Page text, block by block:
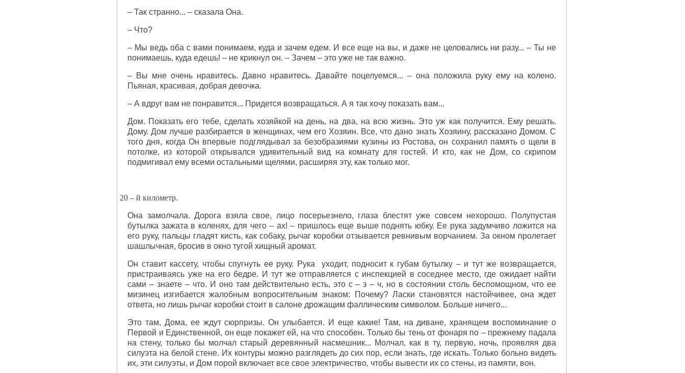
– Так странно... – сказала Она.
– Что?
– Мы ведь оба с вами понимаем, куда и зачем едем. И все еще на вы, и даже не целовались ни разу... – Ты не
понимаешь, куда едешь! – не крикнул он. – Зачем – это уже не так важно.
– Вы мне очень нравитесь. Давно нравитесь. Давайте поцелуемся... – она положила руку ему на колено.
Пьяная, красивая, добрая девочка.
– А вдруг вам не понравится... Придется возвращаться. А я так хочу показать вам...
Дом. Показать его тебе, сделать хозяйкой на день, на два, на всю жизнь. Это уж как получится. Ему решать.
Дому. Дом лучше разбирается в женщинах, чем его Хозяин. Все, что дано знать Хозяину, рассказано Домом. С
того дня, когда Он впервые подглядывал за безобразиями кузины из Ростова, он сохранил память о щели в
потолке, из которой открывался удивительный вид на комнату для гостей. И кто, как не Дом, со скрипом
подмигивал ему всеми остальными щелями, расширяя эту, как только мог.
20 – й километр.
Она замолчала. Дорога взяла свое, лицо посерьезнело, глаза блестят уже совсем нехорошо. Полупустая
бутылка зажата в коленях, для чего – ах! – пришлось еще выше поднять юбку. Ее рука задумчиво ложится на
его руку, пальцы гладят кисть, как собаку, рычаг коробки отзывается ревнивым ворчанием. За окном пролетает
шашлычная, бросив в окно тугой хищный аромат.
Он ставит кассету, чтобы спугнуть ее руку. Рука уходит, подносит к губам бутылку – и тут же возвращается,
пристраиваясь уже на его бедре. И тут же отправляется с инспекцией в соседнее место, где ожидает найти
сами – знаете – что. И оно там действительно есть, это с – з – ч, но в состоянии столь беспомощном, что ее
мизинец изгибается жалобным вопросительным знаком: Почему? Ласки становятся настойчивее, она ждет
ответа, но лишь рычаг коробки стоит в салоне дрожащим фаллическим символом. Больше ничего...
Это там, Дома, ее ждут сюрпризы. Он улыбается. И еще какие! Там, на диване, хранящем воспоминание о
Первой и Единственной, он еще покажет ей, на что способен. Только бы тень от фонаря по – прежнему падала
на стену, только бы молчал старый деревянный насмешник... Молчал, как в ту, первую, ночь, проявляя два
силуэта на белой стене. Их контуры можно разглядеть до сих пор, если знать, где искать. Только больно видеть
их, эти силуэты, и Дом порой включает все свое электричество, чтобы вывести их со стены, из памяти, вон.